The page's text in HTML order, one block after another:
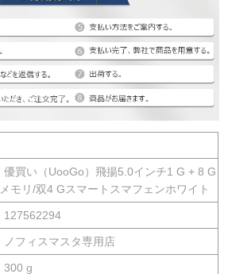
優買い（UooGo）飛揚5.0インチ1 G + 8 G
メモリ/双4 Gスマートスマフェンホワイト
127562294
ノフィスマスタ専用店
300 g